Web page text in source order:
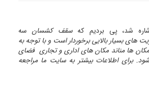
شد، پی بردیم کهسقف کشسانسه
های بسیار بالایی برخوردار است و با توجه به
مکان ها مناند مکان های اداری و تجاری فضای
برای اطلاعات بیشتر به سایت ما مراجعه